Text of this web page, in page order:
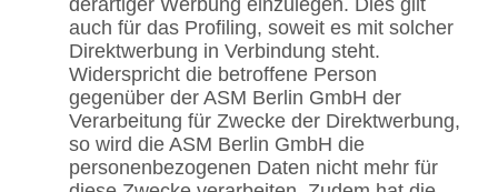
derartiger Werbung einzulegen. Dies gilt
auch für das Profiling, soweit es mit solcher
Direktwerbung in Verbindung steht.
Widerspricht die betroffene Person
gegenüber der ASM Berlin GmbH der
Verarbeitung für Zwecke der Direktwerbung,
so wird die ASM Berlin GmbH die
personenbezogenen Daten nicht mehr für